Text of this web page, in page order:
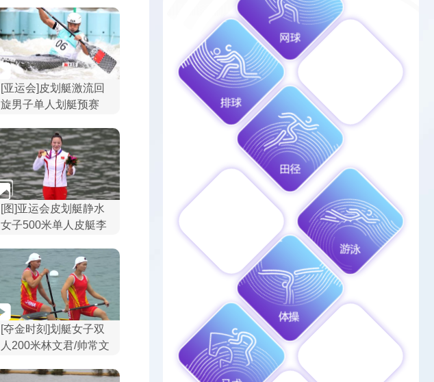
[亚运会]皮划艇激流回
旋男子单人划艇预赛
[图]亚运会皮划艇静水
女子500米单人皮艇李
[夺金时刻]划艇女子双
人200米林文君/帅常文